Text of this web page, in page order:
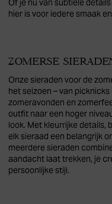
Of je nu van subtiele
hier is voor iedere smaak
ZOMERSE
Onze sieraden voor de
het seizoen – van
zomeravonden en
outfit naar een hoger
look. Met kleurrijke details,
elk sieraad een belangrijk
meerdere sieraden
aandacht laat trekken, je
persoonlijke stijl.